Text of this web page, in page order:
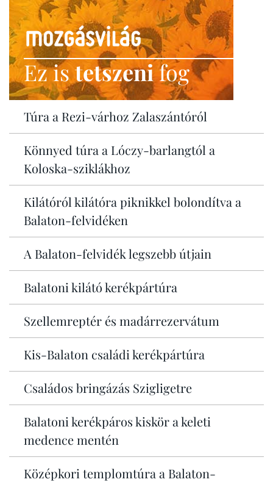
Ez istetszenifog
Túra a Rezi-várhoz Zalaszántóról
Könnyed túra a Lóczy-barlangtól a
Koloska-sziklákhoz
Kilátóról kilátóra piknikkel bolondítva a
Balaton-felvidéken
A Balaton-felvidék legszebb útjain
Balatoni kilátó kerékpártúra
Szellemreptér és madárrezervátum
Kis-Balaton családi kerékpártúra
Családos bringázás Szigligetre
Balatoni kerékpáros kiskör a keleti
medence mentén
Középkori templomtúra a Balaton-